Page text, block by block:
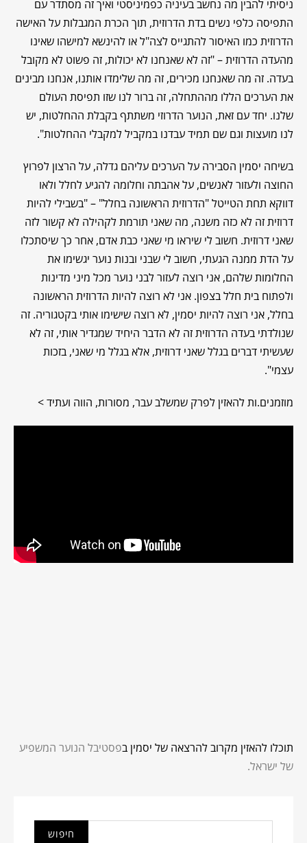
ניסיתי להבין מה נחשב בעיניה כפמיניסטי ואיך זה מסתדר עם
התפיסה כלפי נשים בדת הדרוזית, תוך הכרת המגבלות על האישה
הדרוזית כמו האיסור להתגייס לצה"ל או להינשא למישהו שאינו
מהעדה הדרוזית – "זה לא שאנחנו לא יכולות, זה פשוט לא מקובל
בעדה. זה מה שאנחנו מכירים, זה מה שלימדו אותנו, אנחנו מבינים
את הערכים הללו מההתחלה, זה ברור לנו שזו תפיסת העולם
שלנו. יחד עם זאת, הנוער הדרוזי משתתף בקבלת ההחלטות, יש
לנו מועצות וגם שם תמיד עבדנו במקביל למקבלי ההחלטות".
בשיחה יסמין הסבירה על הערכים עליהם גדלה, על הרצון לפרוץ
החוצה ולעזור לאנשים, על אהבתה וחלומה להגיע לחלל ולאו
דווקא תחת הטייטל "הדרוזית הראשונה בחלל" – "בשבילי להיות
דרוזית זה לא כזה משנה, מה שאני תורמת לקהילה לא קשור לזה
שאני דרוזית. חשוב לי שיראו מי שאני כבת אדם, אחר כך שיסתכלו
על הדת ממנה הגעתי, חשוב לי שבני ובנות נוער יגשימו את
החלומות שלהם, אני רוצה לעזור לבני נוער מכל מיני מדינות
ולפתוח בית חלל בצפון. אני לא רוצה להיות הדרוזית הראשונה
בחלל, אני רוצה להיות יסמין, לא רוצה שישימו אותי בקטגוריה. זה
שנולדתי בעדה הדרוזית זה לא הדבר היחיד שמגדיר אותי, זה לא
שעשיתי דברים בגלל שאני דרוזית, אלא בגלל מי שאני, בזכות
עצמי".
מוזמנים.ות להאזין לפרק שמשלב עבר, מסורות, הווה ועתיד >
תוכלו להאזין מקרוב להרצאה של יסמין בפסטיבל הנוער המשפיע
של ישראל.